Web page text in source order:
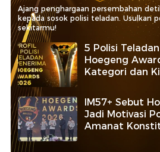
Ajang penghargaan persembahan
kepada sosok polisi teladan. Usulkan
sekitarmu!
5 Polisi
Hoegeng
Kategori dan
IM57+ Sebut
Jadi Motivasi
Amanat